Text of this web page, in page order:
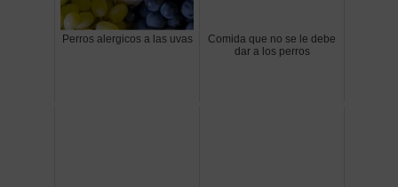
Perros alergicos a las uvas
Comida que no se le debe
dar a los perros